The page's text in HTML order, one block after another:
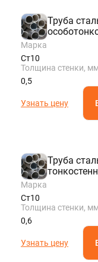
Труба
Марка
Ст10
Толщина стенки,
0,5
Узнать цену
Труба
Марка
Ст10
Толщина стенки,
0,6
Узнать цену